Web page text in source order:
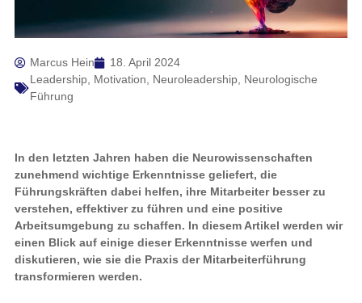
Marcus Hein
18. April 2024
Leadership, Motivation, Neuroleadership, Neurologische
Führung
In den letzten Jahren haben die Neurowissenschaften
zunehmend wichtige Erkenntnisse geliefert, die
Führungskräften dabei helfen, ihre Mitarbeiter besser zu
verstehen, effektiver zu führen und eine positive
Arbeitsumgebung zu schaffen. In diesem Artikel werden wir
einen Blick auf einige dieser Erkenntnisse werfen und
diskutieren, wie sie die Praxis der Mitarbeiterführung
transformieren werden.